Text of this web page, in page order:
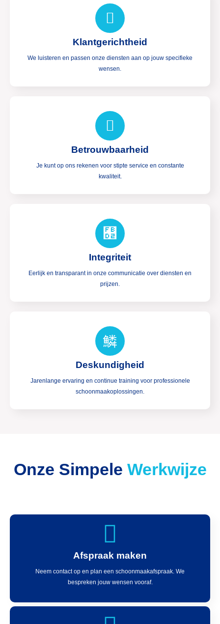
Klantgerichtheid
We luisteren en passen onze diensten aan op jouw specifieke
wensen.
Betrouwbaarheid
Je kunt op ons rekenen voor stipte service en constante
kwaliteit.
Integriteit
Eerlijk en transparant in onze communicatie over diensten en
prijzen.
Deskundigheid
Jarenlange ervaring en continue training voor professionele
schoonmaakoplossingen.
Onze Simpele Werkwijze
Afspraak maken
Neem contact op en plan een schoonmaakafspraak. We
bespreken jouw wensen vooraf.